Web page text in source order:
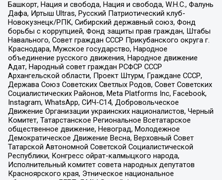
Башкорт, Нация и свобода, Нация и свобода, W.H.С., Фалунь
Дафа, Иртыш Ultras, Русский Патриотический клуб-
Новокузнецк/РПК, Сибирский державный союз, Фонд
борьбы с коррупцией, Фонд защиты прав граждан, Штабы
Навального, Совет граждан СССР Прикубанского округа г.
Краснодара, Мужское государство, Народное
объединение русского движения, Народное движение
Адат, Народный совет граждан РСФСР СССР
Архангельской области, Проект Штурм, Граждане СССР,
Держава Союз Советских Светлых Родов, Совет Советских
Социалистических Районов, Meta Platforms Inc, Facebook,
Instagram, WhatsApp, СИЧ-С14, Добровольческое
Движение Организации украинских националистов, Черный
Комитет, Татарстанское Региональное Всетатарское
общественное движение, Невоград, Молодежное
Демократическое Движение Весна, Верховный Совет
Татарской Автономной Советской Социалистической
Республики, Конгресс ойрат-калмыцкого народа,
Исполнительный комитет совета народных депутатов
Красноярского края, Этническое национальное